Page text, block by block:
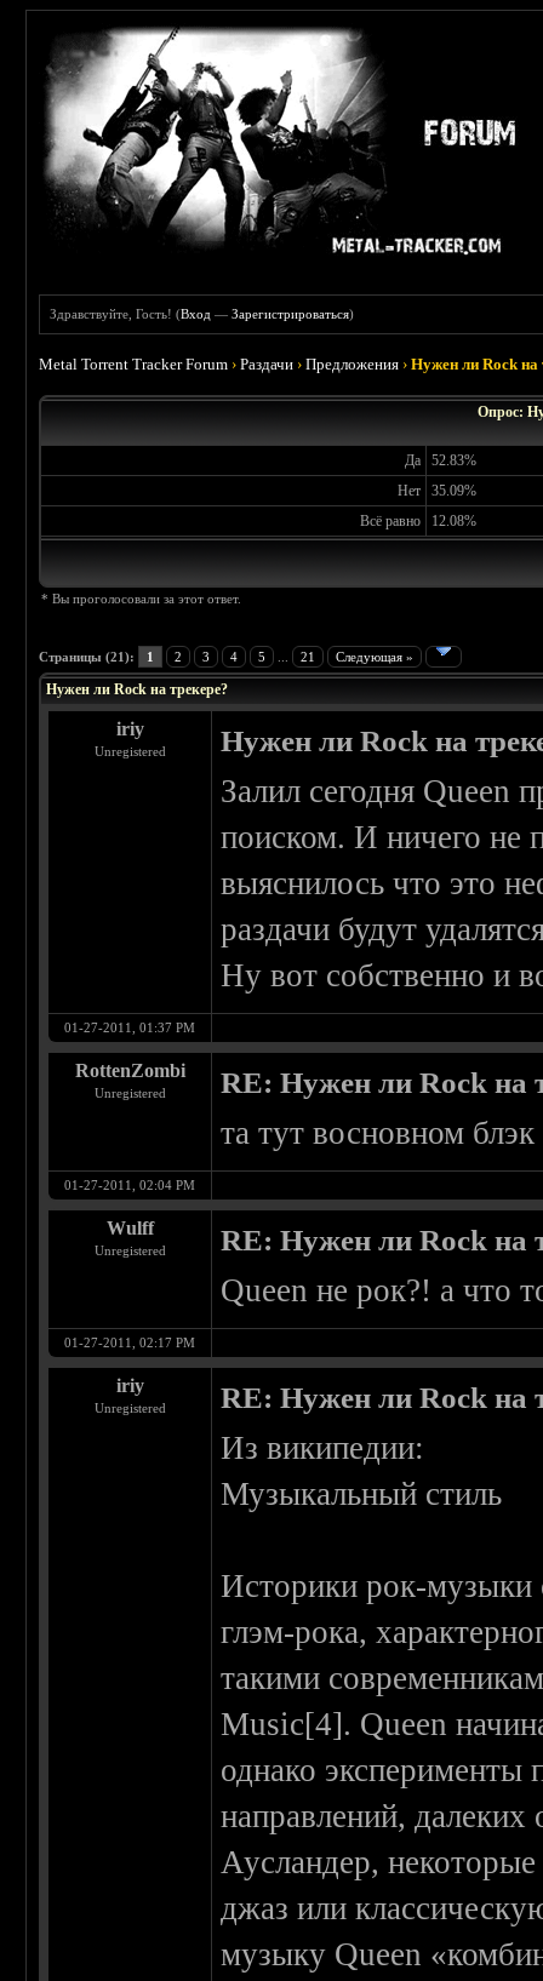
Здравствуйте, Гость! (Вход —Зарегистрироваться)
Metal Torrent Tracker Forum ›Раздачи ›Предложения ›Нужен ли Rock на
Опрос:
Да
52.83%
Нет
35.09%
Всё равно
12.08%
* Вы проголосовали за этот ответ.
Страницы (21): 1 2 3 4 5 21 Следующая »
Нужен ли Rock на трекере?
iriy
Unregistered Нужен ли Rock на
Залил сегодня Queen
поиском. И ничего не
выяснилось что это
раздачи будут
Ну вот собственно и
01-27-2011, 01:37 PM
RottenZombi
Unregistered RE: Нужен ли Rock на
та тут восновном
01-27-2011, 02:04 PM
Wulff
Unregistered RE: Нужен ли Rock на
Queen не рок?! а что
01-27-2011, 02:17 PM
iriy
Unregistered RE: Нужен ли Rock на
Из википедии:
Музыкальный стиль
Историки рок-музыки
глэм-рока,
такими
Music[4]. Queen
однако эксперименты
направлений,
Аусландер,
джаз или
музыку Queen